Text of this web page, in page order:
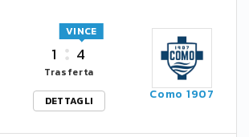
1 4
VINCE
Trasferta
DETTAGLI
Como 1907